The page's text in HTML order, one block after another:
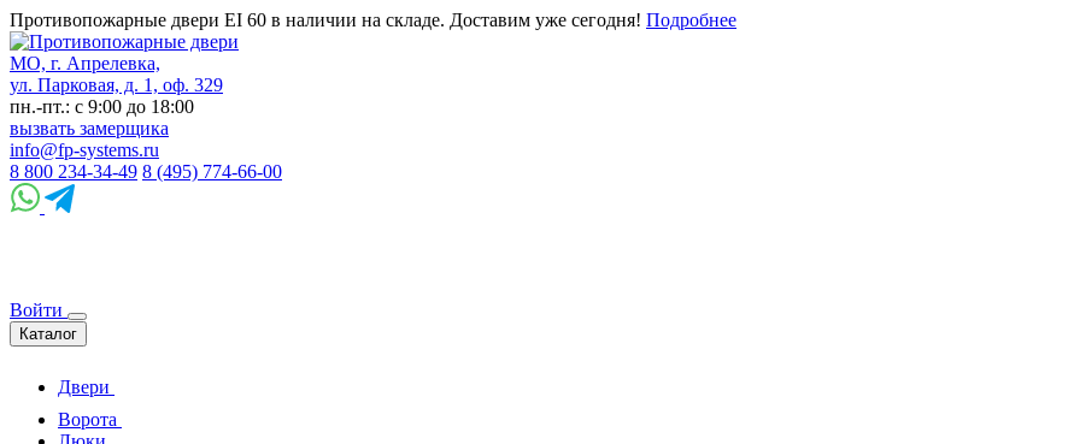
Противопожарные двери EI 60 в наличии на складе. Доставим уже сегодня! Подробнее
МО, г. Апрелевка,
ул. Парковая, д. 1, оф. 329
пн.-пт.: с 9:00 до 18:00
вызвать замерщика
info@fp-systems.ru
8 800 234-34-49 8 (495) 774-66-00
Войти
Каталог
Двери
Ворота